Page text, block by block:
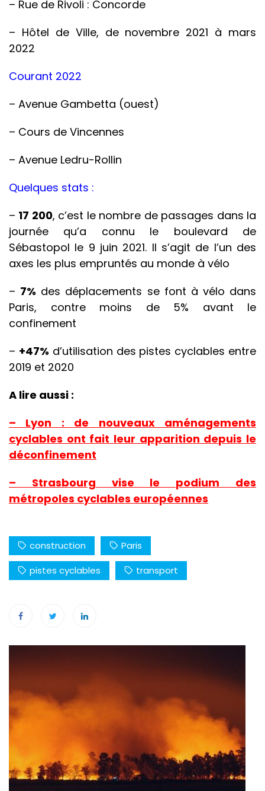
– Rue de Rivoli : Concorde
– Hôtel de Ville, de novembre 2021 à mars
2022
Courant 2022
– Avenue Gambetta (ouest)
– Cours de Vincennes
– Avenue Ledru-Rollin
Quelques stats :
– 17 200, c’est le nombre de passages dans la
journée qu’a connu le boulevard de
Sébastopol le 9 juin 2021. Il s’agit de l’un des
axes les plus empruntés au monde à vélo
– 7% des déplacements se font à vélo dans
Paris, contre moins de 5% avant le
confinement
– +47% d’utilisation des pistes cyclables entre
2019 et 2020
A lire aussi :
– Lyon : de nouveaux aménagements
cyclables ont fait leur apparition depuis le
déconfinement
– Strasbourg vise le podium des
métropoles cyclables européennes
construction
Paris
pistes cyclables
transport
Navigation
de
l’article